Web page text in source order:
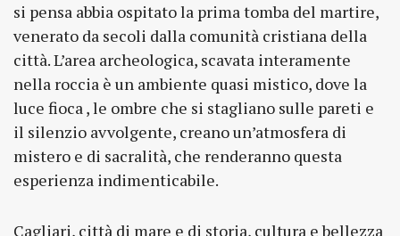
si pensa abbia ospitato la prima tomba del martire,
venerato da secoli dalla comunità cristiana della
città. L’area archeologica, scavata interamente
nella roccia è un ambiente quasi mistico, dove la
luce fioca , le ombre che si stagliano sulle pareti e
il silenzio avvolgente, creano un’atmosfera di
mistero e di sacralità, che renderanno questa
esperienza indimenticabile.
Cagliari, città di mare e di storia, cultura e bellezza